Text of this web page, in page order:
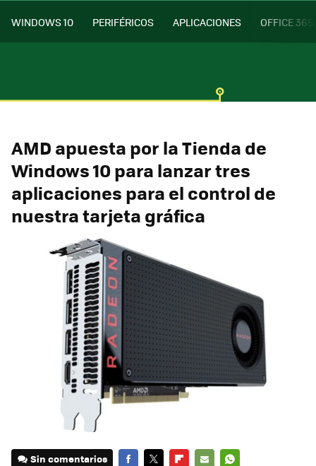
WINDOWS 10 PERIFÉRICOS APLICACIONES OFFICE 365
AMD apuesta por la Tienda de
Windows 10 para lanzar tres
aplicaciones para el control de
nuestra tarjeta gráfica
Sin comentarios